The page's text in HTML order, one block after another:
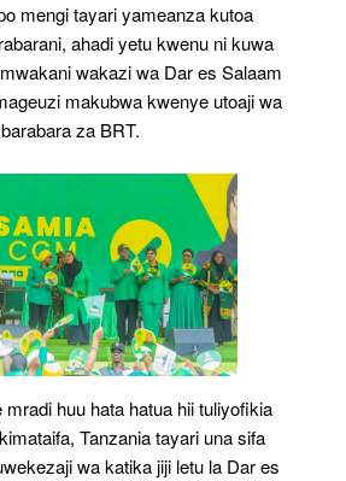
mengi tayari yameanza kutoa
ahadi yetu kwenu ni kuwa
wakazi wa Dar es Salaam
makubwa kwenye utoaji wa
za BRT.
huu hata hatua hii tuliyofikia
Tanzania tayari una sifa
wa katika jiji letu la Dar es